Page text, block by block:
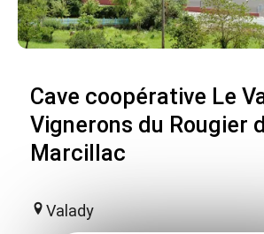
Cave coopérative Le
Vignerons du Rougier
Marcillac
Valady